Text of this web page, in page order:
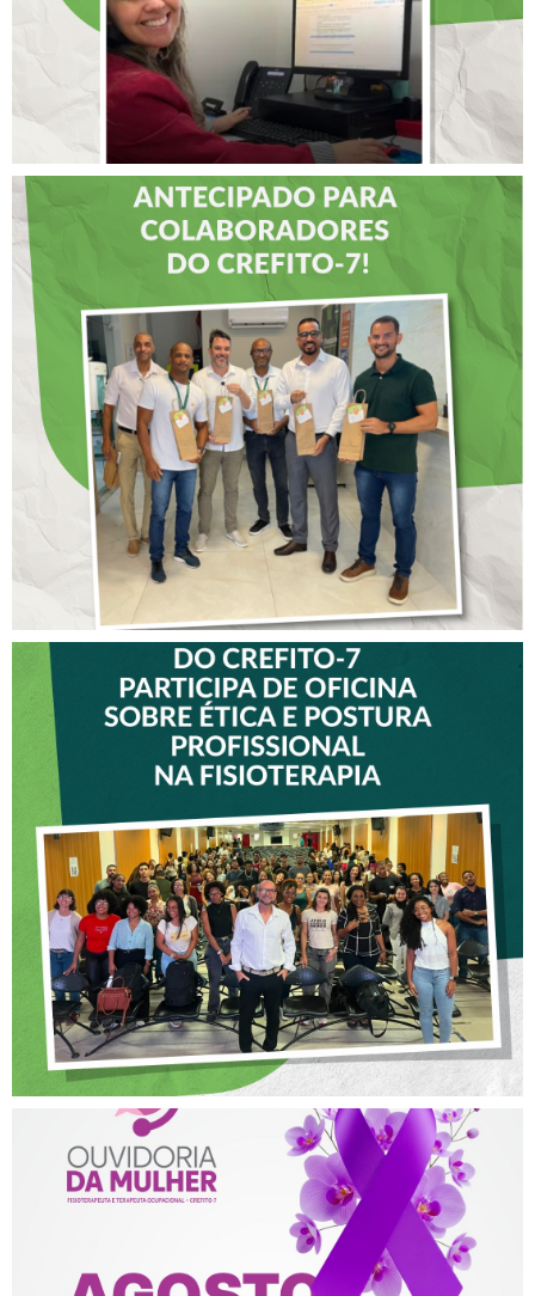
DIA DOS PAIS É
ANTECIPADO PARA
COLABORADORES DO
CREFITO-7
VICE-PRESIDENTE DO
CREFITO-7 PARTICIPA DE
OFICINA SOBRE ÉTICA E
POSTURA PROFISSIONAL
NA FISIOTERAPIA
AGOSTO LILÁS – ACOLHER,
PROTEGER E COMBATER A